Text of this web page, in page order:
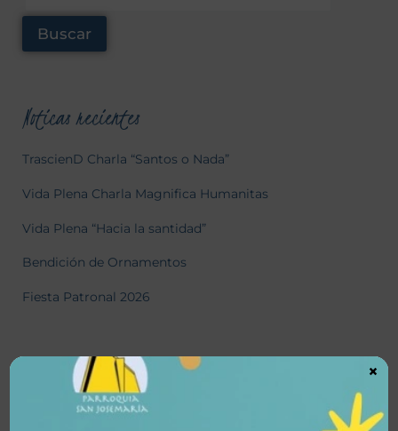
Buscar
Noticas recientes
TrascienD Charla “Santos o Nada”
Vida Plena Charla Magnifica Humanitas
Vida Plena “Hacia la santidad”
Bendición de Ornamentos
Fiesta Patronal 2026
Historial de Noticias
julio 2026
×